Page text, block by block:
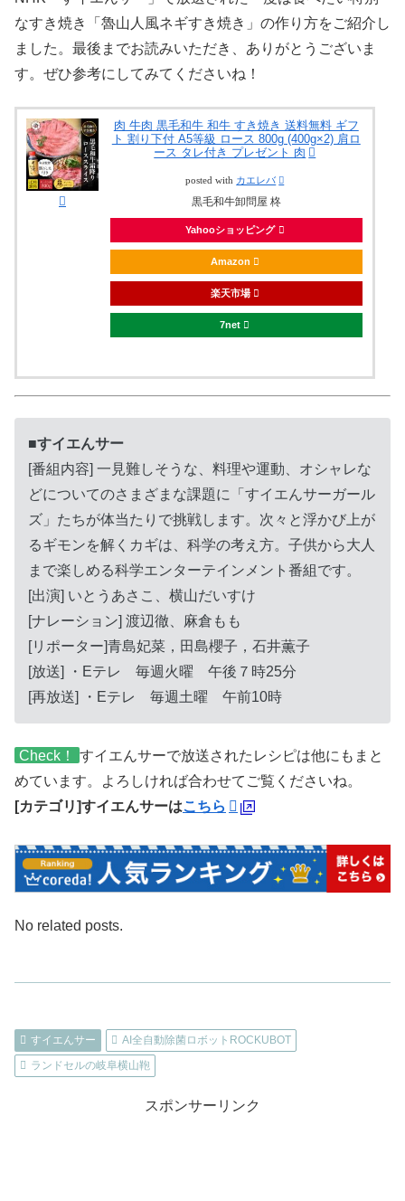
なすき焼き「魯山人風ネギすき焼き」の作り方をご紹介し
ました。最後までお読みいただき、ありがとうございま
す。ぜひ参考にしてみてくださいね！
肉 牛肉 黒毛和牛 和牛 すき焼き 送料無料 ギフ
ト 割り下付 A5等級 ロース 800g (400g×2) 肩ロ
ース タレ付き プレゼント 肉
posted with カエレバ
黒毛和牛卸問屋 柊
Yahooショッピング
Amazon
楽天市場
7net
■すイエんサー
[番組内容] 一見難しそうな、料理や運動、オシャレな
どについてのさまざまな課題に「すイエんサーガール
ズ」たちが体当たりで挑戦します。次々と浮かび上が
るギモンを解くカギは、科学の考え方。子供から大人
まで楽しめる科学エンターテインメント番組です。
[出演] いとうあさこ、横山だいすけ
[ナレーション] 渡辺徹、麻倉もも
[リポーター]青島妃菜，田島櫻子，石井薫子
[放送] ・Eテレ 毎週火曜 午後７時25分
[再放送] ・Eテレ 毎週土曜 午前10時
Check！
すイエんサーで放送されたレシピは他にもまと
めています。よろしければ合わせてご覧くださいね。
[カテゴリ]すイエんサーはこちら
No related posts.
すイエんサー
AI全自動除菌ロボットROCKUBOT
ランドセルの岐阜横山鞄
スポンサーリンク